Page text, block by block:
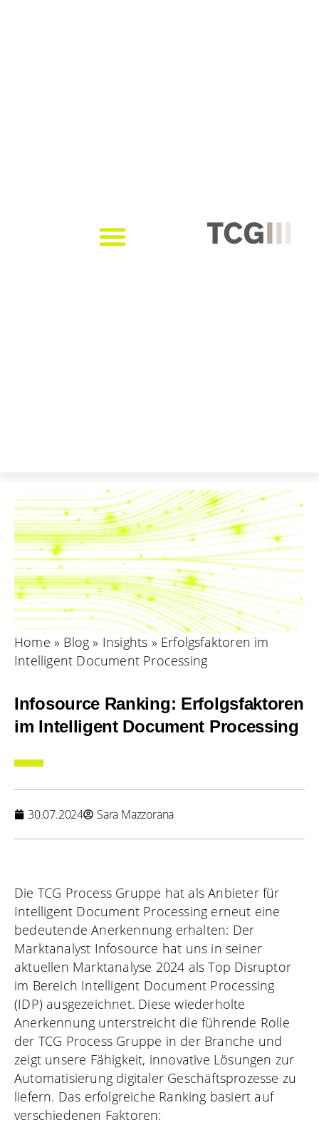
Home » Blog » Insights » Erfolgsfaktoren im
Intelligent Document Processing
Infosource Ranking: Erfolgsfaktoren
im Intelligent Document Processing
30.07.2024 Sara Mazzorana
Die TCG Process Gruppe hat als Anbieter für
Intelligent Document Processing erneut eine
bedeutende Anerkennung erhalten: Der
Marktanalyst Infosource hat uns in seiner
aktuellen Marktanalyse 2024 als Top Disruptor
im Bereich Intelligent Document Processing
(IDP) ausgezeichnet. Diese wiederholte
Anerkennung unterstreicht die führende Rolle
der TCG Process Gruppe in der Branche und
zeigt unsere Fähigkeit, innovative Lösungen zur
Automatisierung digitaler Geschäftsprozesse zu
liefern. Das erfolgreiche Ranking basiert auf
verschiedenen Faktoren: